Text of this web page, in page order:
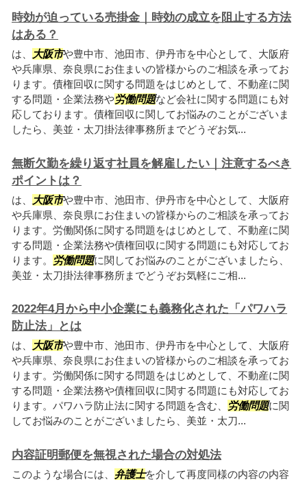
時効が迫っている売掛金｜時効の成立を阻止する方法
はある？
は、 大阪市や豊中市、池田市、伊丹市を中心として、大阪府
や兵庫県、奈良県にお住まいの皆様からのご相談を承ってお
ります。債権回収に関する問題をはじめとして、不動産に関
する問題・企業法務や労働問題など会社に関する問題にも対
応しております。債権回収に関してお悩みのことがございま
したら、美並・太刀掛法律事務所までどうぞお気...
無断欠勤を繰り返す社員を解雇したい｜注意するべき
ポイントは？
は、 大阪市や豊中市、池田市、伊丹市を中心として、大阪府
や兵庫県、奈良県にお住まいの皆様からのご相談を承ってお
ります。労働関係に関する問題をはじめとして、不動産に関
する問題・企業法務や債権回収に関する問題にも対応してお
ります。
労働問題に関してお悩みのことがございましたら、
美並・太刀掛法律事務所までどうぞお気軽にご相...
2022年4月から中小企業にも義務化された「パワハラ
防止法」とは
は、 大阪市や豊中市、池田市、伊丹市を中心として、大阪府
や兵庫県、奈良県にお住まいの皆様からのご相談を承ってお
ります。労働関係に関する問題をはじめとして、不動産に関
する問題・企業法務や債権回収に関する問題にも対応してお
ります。パワハラ防止法に関する問題を含む、
労働問題に関
してお悩みのことがございましたら、美並・太刀...
内容証明郵便を無視された場合の対処法
このような場合には、 弁護士を介して再度同様の内容の内容